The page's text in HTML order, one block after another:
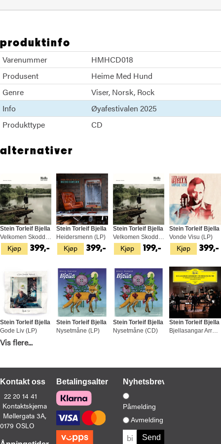
produktinfo
Varenummer
HMHCD018
Produsent
Heime Med Hund
Genre
Viser Norsk Rock
Info
Øyafestivalen 2025
Produkttype
CD
alternativer
Kjøp
Stein Torleif Bjella
Velkomen Skodde (LP)
399,- Kjøp
Stein Torleif Bjella
Heidersmenn (LP)
399,- Kjøp
Stein Torleif Bjella
Velkomen Skodde (CD)
199,- Kjøp
Stein Torleif Bjella
Vonde Visu (LP)
399,-
Kjøp
Stein Torleif Bjella
Gode Liv (LP)
399,-
Stein Torleif Bjella
Nysetmåne (LP)
Stein Torleif Bjella
Nysetmåne (CD)
Stein Torleif Bjella
Vis flere...
Kontakt oss
22 20 14 41
Kontaktskjema
Møllergata 3A,
0179 OSLO
BetalingsalternativerNyhetsbrev
Påmelding
Avmelding